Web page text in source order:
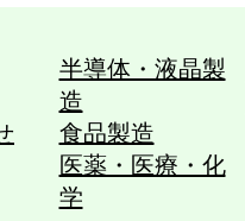
半導体・液晶製
造
食品製造
医薬・医療・化
学